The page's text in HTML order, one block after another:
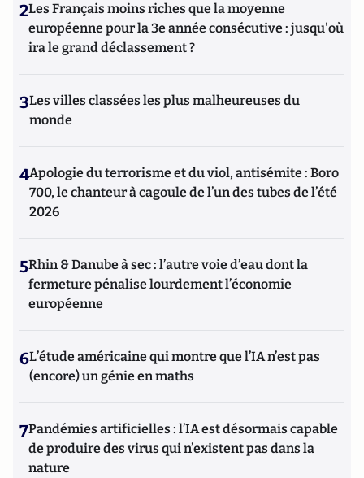
2Les Français moins riches que la moyenne
européenne pour la 3e année consécutive : jusqu'où
ira le grand déclassement ?
3Les villes classées les plus malheureuses du
monde
4Apologie du terrorisme et du viol, antisémite : Boro
700, le chanteur à cagoule de l’un des tubes de l’été
2026
5Rhin & Danube à sec : l’autre voie d’eau dont la
fermeture pénalise lourdement l’économie
européenne
6L’étude américaine qui montre que l’IA n’est pas
(encore) un génie en maths
7Pandémies artificielles : l’IA est désormais capable
de produire des virus qui n’existent pas dans la
nature